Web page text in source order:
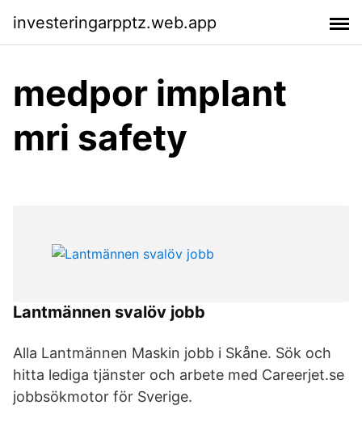
investeringarpptz.web.app
medpor implant
mri safety
Lantmännen svalöv jobb
Alla Lantmännen Maskin jobb i Skåne. Sök och
hitta lediga tjänster och arbete med Careerjet.se
jobbsökmotor för Sverige.